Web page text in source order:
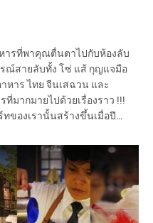
หารที่พาคุณตื่นตาไปกับห้องลับ
ณ์สายลับทั้ง โซ่ แส้ กุญแจมือ
หาร ไทย จีนเสฉวน และ
มากมายไปด้วยเรื่องราว !!!
ของเรานั้นสร้างขึ้นเมื่อปี…